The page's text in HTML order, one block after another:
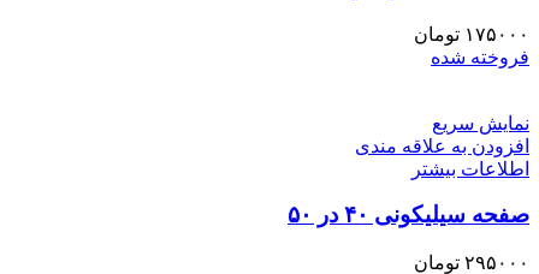
۱۷۵۰۰۰ تومان
فروخته شده
نمایش سریع
افزودن به علاقه مندی
اطلاعات بیشتر
صفحه سیلیکونی ۴۰ در ۵۰
۲۹۵۰۰۰ تومان